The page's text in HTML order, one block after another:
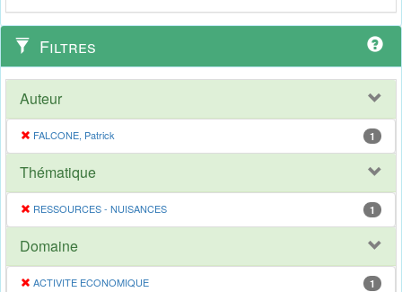
Filtres
Auteur
FALCONE, Patrick 1
Thématique
RESSOURCES - NUISANCES 1
Domaine
ACTIVITE ECONOMIQUE 1